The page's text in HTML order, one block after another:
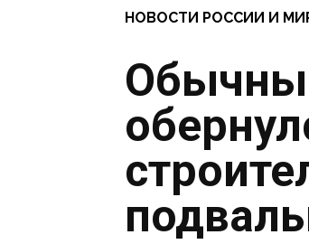
НОВОСТИ РОССИИ И